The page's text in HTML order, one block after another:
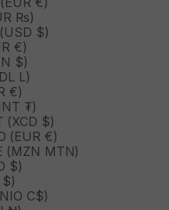
₨)
$)
€)
$)
L)
€)
₮)
(XCD $)
(EUR €)
(MZN MTN)
$)
C$)